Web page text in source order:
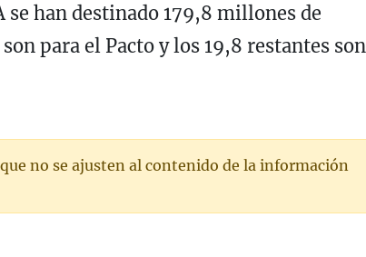
se han destinado 179,8 millones de
para el Pacto y los 19,8 restantes son
no se ajusten al contenido de la información